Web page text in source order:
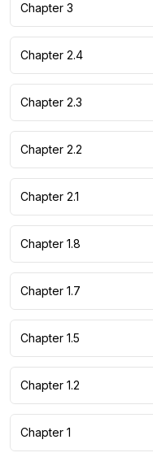
Chapter 3
Chapter 2.4
Chapter 2.3
Chapter 2.2
Chapter 2.1
Chapter 1.8
Chapter 1.7
Chapter 1.5
Chapter 1.2
Chapter 1